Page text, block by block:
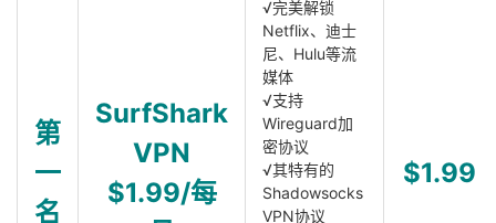
第
一
名
SurfShark
VPN
$1.99/每
√完美解锁
Netflix、迪士
尼、Hulu等流
媒体
√支持
Wireguard加
密协议
√其特有的
Shadowsocks
VPN协议
$1.99